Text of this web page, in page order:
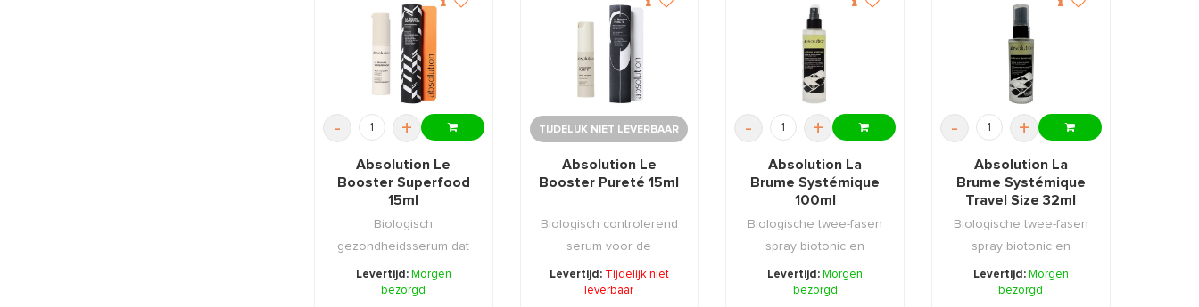
- +
Absolution Le
Booster Superfood
15ml
Biologisch
gezondheidsserum dat
revitaliseert, herstelt en
r ...
Levertijd: Morgen
bezorgd
TIJDELIJK NIET LEVERBAAR
Absolution Le
Booster Pureté 15ml
Biologisch controlerend
serum voor de
onzuivere en
gecombine ...
Levertijd: Tijdelijk niet
leverbaar
- +
Absolution La
Brume Systémique
100ml
Biologische twee-fasen
spray biotonic en
verzorging. Egalise ...
Levertijd: Morgen
bezorgd
- +
Absolution La
Brume Systémique
Travel Size 32ml
Biologische twee-fasen
spray biotonic en
verzorging. Egalise ...
Levertijd: Morgen
bezorgd